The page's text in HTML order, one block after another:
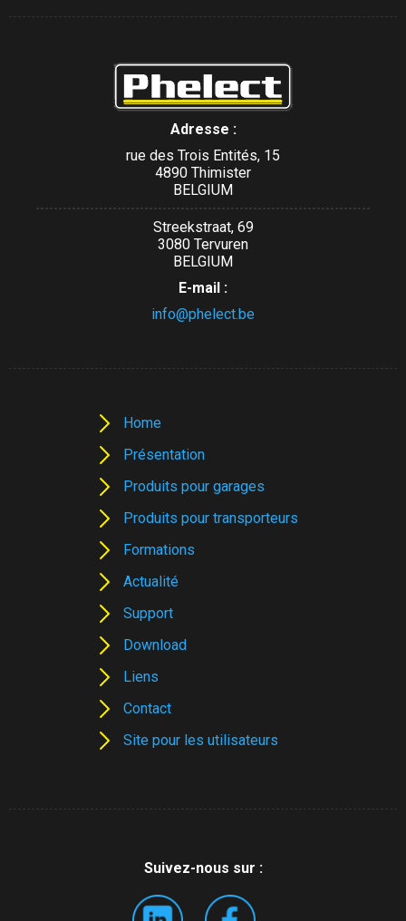
Adresse :
rue des Trois Entités, 15
4890 Thimister
BELGIUM
Streekstraat, 69
3080 Tervuren
BELGIUM
E-mail :
info@phelect.be
Home
Présentation
Produits pour garages
Produits pour transporteurs
Formations
Actualité
Support
Download
Liens
Contact
Site pour les utilisateurs
Suivez-nous sur :